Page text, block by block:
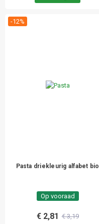
-12%
Pasta driekleurig alfabet bio
Op vooraad
€ 2,81 € 3,19